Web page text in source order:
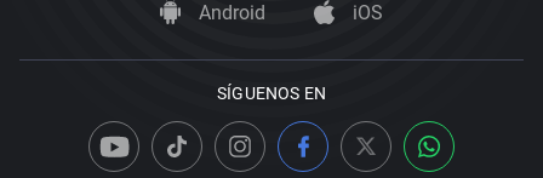
Android iOS
SÍGUENOS EN